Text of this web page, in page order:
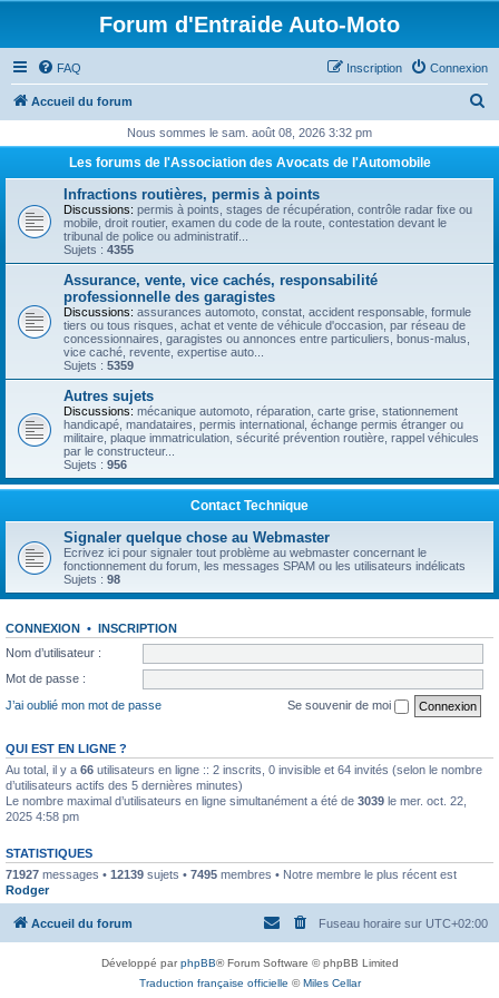
Forum d'Entraide Auto-Moto
FAQ Connexion
Inscription
Accueil du forum
h
c
Nous sommes le sam. août 08, 2026 3:32 pm
Les forums de l'Association des Avocats de l'Automobile
Infractions routières, permis à points
Discussions: permis à points, stages de récupération, contrôle radar fixe ou
mobile, droit routier, examen du code de la route, contestation devant le
tribunal de police ou administratif...
Sujets : 4355
Assurance, vente, vice cachés, responsabilité
professionnelle des garagistes
Discussions: assurances automoto, constat, accident responsable, formule
tiers ou tous risques, achat et vente de véhicule d'occasion, par réseau de
concessionnaires, garagistes ou annonces entre particuliers, bonus-malus,
vice caché, revente, expertise auto...
Sujets : 5359
Autres sujets
Discussions: mécanique automoto, réparation, carte grise, stationnement
handicapé, mandataires, permis international, échange permis étranger ou
militaire, plaque immatriculation, sécurité prévention routière, rappel véhicules
par le constructeur...
Sujets : 956
Contact Technique
Signaler quelque chose au Webmaster
Ecrivez ici pour signaler tout problème au webmaster concernant le
fonctionnement du forum, les messages SPAM ou les utilisateurs indélicats
Sujets : 98
CONNEXION • INSCRIPTION
Nom d’utilisateur :
Mot de passe :
J’ai oublié mon mot de passe
Se souvenir de moi
QUI EST EN LIGNE ?
Au total, il y a 66 utilisateurs en ligne :: 2 inscrits, 0 invisible et 64 invités (selon le nombre
d’utilisateurs actifs des 5 dernières minutes)
Le nombre maximal d’utilisateurs en ligne simultanément a été de 3039 le mer. oct. 22,
2025 4:58 pm
STATISTIQUES
71927 messages • 12139 sujets • 7495 membres • Notre membre le plus récent est
Rodger
Accueil du forum Fuseau horaire sur UTC+02:00
Développé parphpBB® Forum Software © phpBB Limited
Traduction française officielle ©Miles Cellar